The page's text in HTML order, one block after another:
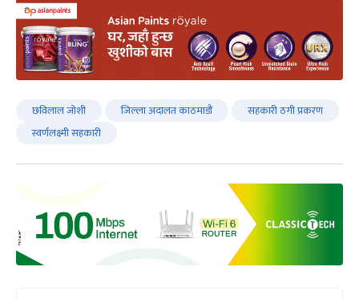
छविलाल जोशी जिल्ला अदालत काठमाडौं
सहकारी ठगी प्रकरण
स्वर्णलक्ष्मी सहकारी